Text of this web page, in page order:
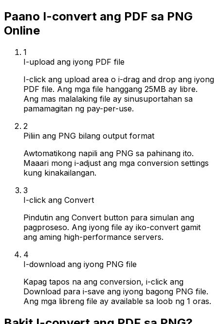
Paano I-convert ang PDF sa PNG
Online
1
I-upload ang iyong PDF file
I-click ang upload area o i-drag and drop ang iyong
PDF file. Ang mga file hanggang 25MB ay libre.
Ang mas malalaking file ay sinusuportahan sa
pamamagitan ng pay-per-use.
2
Piliin ang PNG bilang output format
Awtomatikong napili ang PNG sa pahinang ito.
Maaari mong i-adjust ang mga conversion settings
kung kinakailangan.
3
I-click ang Convert
Pindutin ang Convert button para simulan ang
pagproseso. Ang iyong file ay iko-convert gamit
ang aming high-performance servers.
4
I-download ang iyong PNG file
Kapag tapos na ang conversion, i-click ang
Download para i-save ang iyong bagong PNG file.
Ang mga libreng file ay available sa loob ng 1 oras.